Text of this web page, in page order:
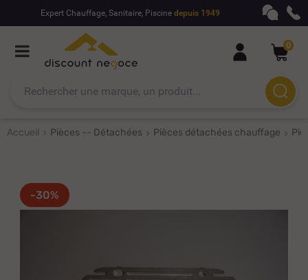
Expert Chauffage, Sanitaire, Piscine depuis 1949
0
Accueil Pièces -- Détachées Pièces détachées chauffage
-30%